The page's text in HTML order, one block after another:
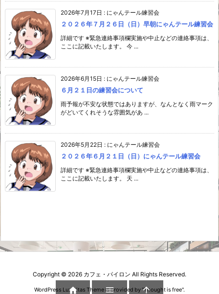
2026年7月17日 : にゃんテール練習会
２０２６年７月２６日（日）早朝にゃんテール練習会
詳細です ※緊急連絡事項欄実施や中止などの連絡事項は、
ここに記載いたします。 今 ...
2026年6月15日 : にゃんテール練習会
６月２１日の練習会について
雨予報が不安な状態ではありますが、なんとなく雨マーク
がどいてくれそうな雰囲気があ ...
2026年5月22日 : にゃんテール練習会
２０２６年６月２１日（日）にゃんテール練習会
詳細です ※緊急連絡事項欄実施や中止などの連絡事項は、
ここに記載いたします。 天 ...
Copyright © 2026 カフェ・パイロン All Rights Reserved.
WordPress Luxeritas Theme is provided by "Thought is free".
  